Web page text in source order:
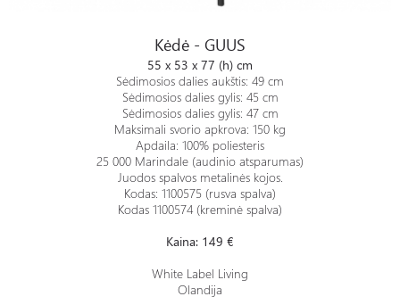
Kėdė - GUUS
55 x 53 x 77 (h) cm
Sėdimosios dalies aukštis: 49 cm
Sėdimosios dalies gylis: 45 cm
Sėdimosios dalies gylis: 47 cm
Maksimali svorio apkrova: 150 kg
Apdaila: 100% poliesteris
25 000 Marindale (audinio atsparumas)
Juodos spalvos metalinės kojos.
Kodas: 1100575 (rusva spalva)
Kodas 1100574 (kreminė spalva)
Kaina: 149 €
White Label Living
Olandija